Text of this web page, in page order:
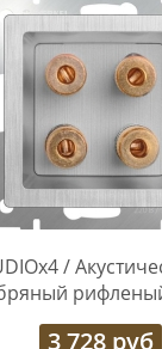
/
3 728руб